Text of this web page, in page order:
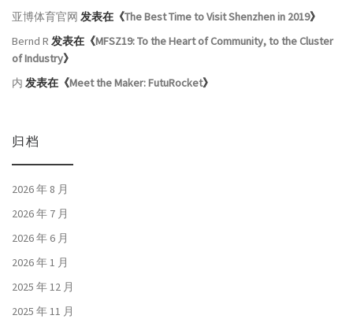
亚博体育官网 发表在《The Best Time to Visit Shenzhen in 2019》
Bernd R 发表在《MFSZ19: To the Heart of Community, to the Cluster
of Industry》
内 发表在《Meet the Maker: FutuRocket》
归档
2026 年 8 月
2026 年 7 月
2026 年 6 月
2026 年 1 月
2025 年 12 月
2025 年 11 月